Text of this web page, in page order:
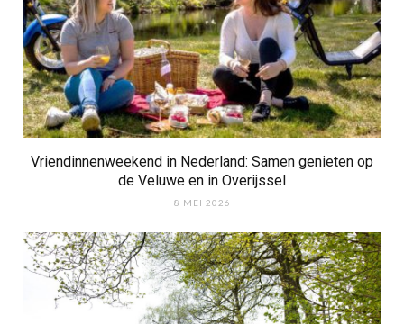
Vriendinnenweekend in Nederland: Samen genieten op
de Veluwe en in Overijssel
8 MEI 2026